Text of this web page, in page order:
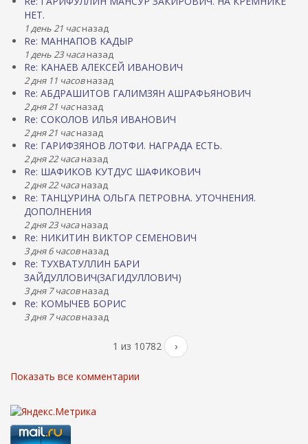
НЕТ.
1 день 21 часназад
Re: МАННАПОВ КАДЫР
1 день 23 часаназад
Re: КАНАЕВ АЛЕКСЕЙ ИВАНОВИЧ
2 дня 11 часовназад
Re: АБДРАШИТОВ ГАЛИМЗЯН АШРАФЬЯНОВИЧ
2 дня 21 часназад
Re: СОКОЛОВ ИЛЬЯ ИВАНОВИЧ
2 дня 21 часназад
Re: ГАРИФЗЯНОВ ЛОТФИ. НАГРАДА ЕСТЬ.
2 дня 22 часаназад
Re: ШАФИКОВ КУТДУС ШАФИКОВИЧ
2 дня 22 часаназад
Re: ТАНЦУРИНА ОЛЬГА ПЕТРОВНА. УТОЧНЕНИЯ.
ДОПОЛНЕНИЯ
2 дня 23 часаназад
Re: НИКИТИН ВИКТОР СЕМЕНОВИЧ
3 дня 6 часовназад
Re: ТУХВАТУЛЛИН БАРИ
ЗАЙДУЛЛОВИЧ(ЗАГИДУЛЛОВИЧ)
3 дня 7 часовназад
Re: КОМЫЧЕВ БОРИС
3 дня 7 часовназад
1 из 10782 ›
Показать все комментарии